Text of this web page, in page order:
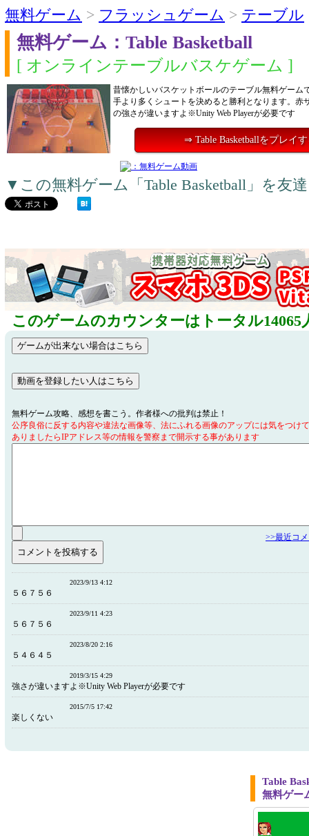
無料ゲーム > フラッシュゲーム > テーブル
無料ゲーム：Table Basketball
[ オンラインテーブルバスケゲーム ]
昔懐かしいバスケットボールのテーブル無料ゲーム
手より多くシュートを決めると勝利となります。赤
の強さが違いますよ※Unity Web Playerが必要です
⇒ Table Basketballをプレイ
▼この無料ゲーム「Table Basketball」を友
このゲームのカウンターはトータル14065
無料ゲーム攻略、感想を書こう。作者様への批判は禁止！
公序良俗に反する内容や違法な画像等、法にふれる画像のアップには気をつけ
ありましたらIPアドレス等の情報を警察まで開示する事があります
>>最近コ
2023/9/13 4:12
５６７５６
2023/9/11 4:23
５６７５６
2023/8/20 2:16
５４６４５
2019/3/15 4:29
強さが違いますよ※Unity Web Playerが必要です
2015/7/5 17:42
楽しくない
Table
無料ゲー